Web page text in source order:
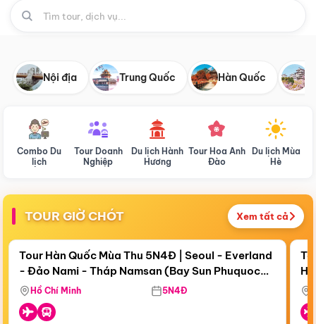
Nội địa Trung Quốc Hàn Quốc
Combo Du
lịch
Tour Doanh
Nghiệp
Du lịch Hành
Hương
Tour Hoa Anh
Đào
Du lịch Mùa
Hè
TOUR GIỜ CHÓT Xem tất cả
Còn18 ngày 03:53:53
Bay Sun Phuquoc Airways
Điểm nổi bật
Tour Hàn Quốc Mùa Thu 5N4Đ | Seoul - Everland
- Đảo Nami - Tháp Namsan (Bay Sun Phuquoc
Airways)
Hồ Chí Minh 5N4Đ